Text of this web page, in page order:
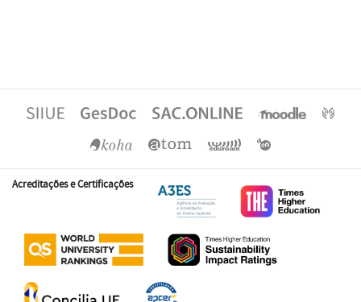
Acreditações e Certificações